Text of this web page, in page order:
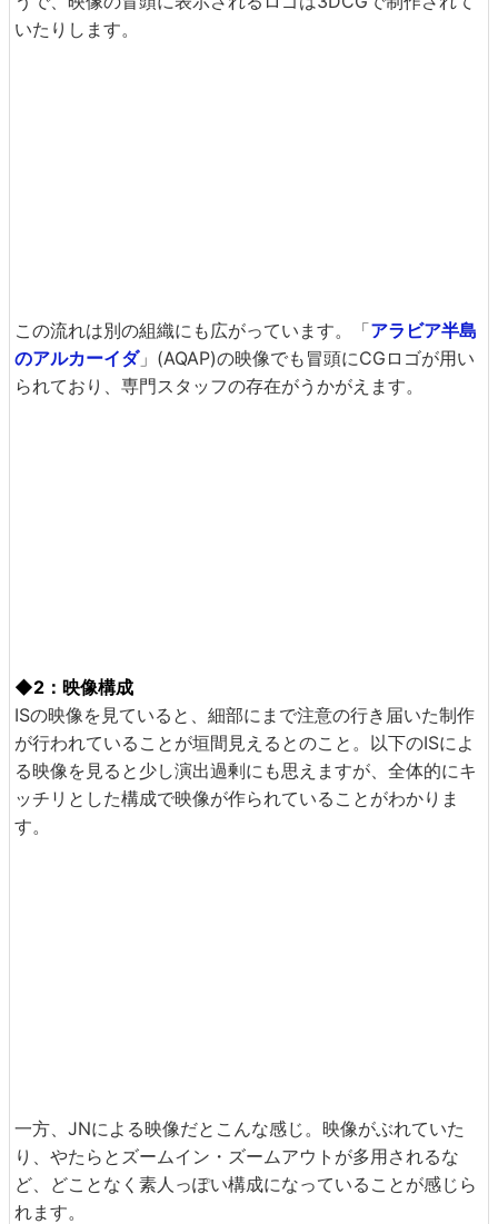
いたりします。
この流れは別の組織にも広がっています。「アラビア半島
のアルカーイダ」(AQAP)の映像でも冒頭にCGロゴが用い
られており、専門スタッフの存在がうかがえます。
◆2：映像構成
ISの映像を見ていると、細部にまで注意の行き届いた制作
が行われていることが垣間見えるとのこと。以下のISによ
る映像を見ると少し演出過剰にも思えますが、全体的にキ
ッチリとした構成で映像が作られていることがわかりま
す。
一方、JNによる映像だとこんな感じ。映像がぶれていた
り、やたらとズームイン・ズームアウトが多用されるな
ど、どことなく素人っぽい構成になっていることが感じら
れます。